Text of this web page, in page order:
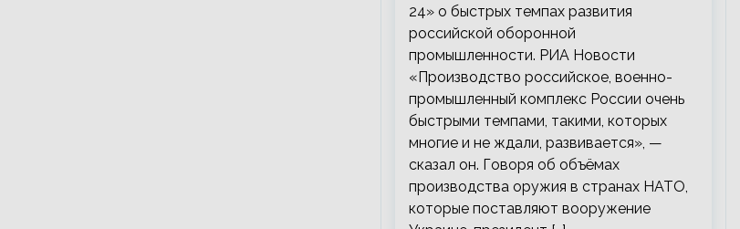
24» о быстрых темпах развития
российской оборонной
промышленности. РИА Новости
«Производство российское, военно-
промышленный комплекс России очень
быстрыми темпами, такими, которых
многие и не ждали, развивается», —
сказал он. Говоря об объёмах
производства оружия в странах НАТО,
которые поставляют вооружение